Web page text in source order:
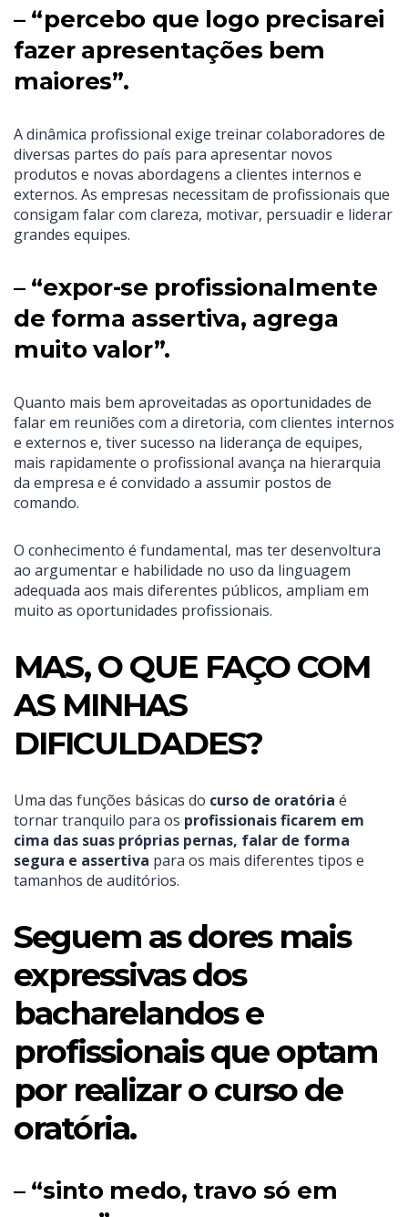
– “percebo que logo precisarei
fazer apresentações bem
maiores”.
A dinâmica profissional exige treinar colaboradores de
diversas partes do país para apresentar novos
produtos e novas abordagens a clientes internos e
externos. As empresas necessitam de profissionais que
consigam falar com clareza, motivar, persuadir e liderar
grandes equipes.
– “expor-se profissionalmente
de forma assertiva, agrega
muito valor”.
Quanto mais bem aproveitadas as oportunidades de
falar em reuniões com a diretoria, com clientes internos
e externos e, tiver sucesso na liderança de equipes,
mais rapidamente o profissional avança na hierarquia
da empresa e é convidado a assumir postos de
comando.
O conhecimento é fundamental, mas ter desenvoltura
ao argumentar e habilidade no uso da linguagem
adequada aos mais diferentes públicos, ampliam em
muito as oportunidades profissionais.
MAS, O QUE FAÇO COM
AS MINHAS
DIFICULDADES?
Uma das funções básicas do curso de oratória é
tornar tranquilo para os profissionais ficarem em
cima das suas próprias pernas, falar de forma
segura e assertiva para os mais diferentes tipos e
tamanhos de auditórios.
Seguem as dores mais
expressivas dos
bacharelandos e
profissionais que optam
por realizar o curso de
oratória.
– “sinto medo, travo só em